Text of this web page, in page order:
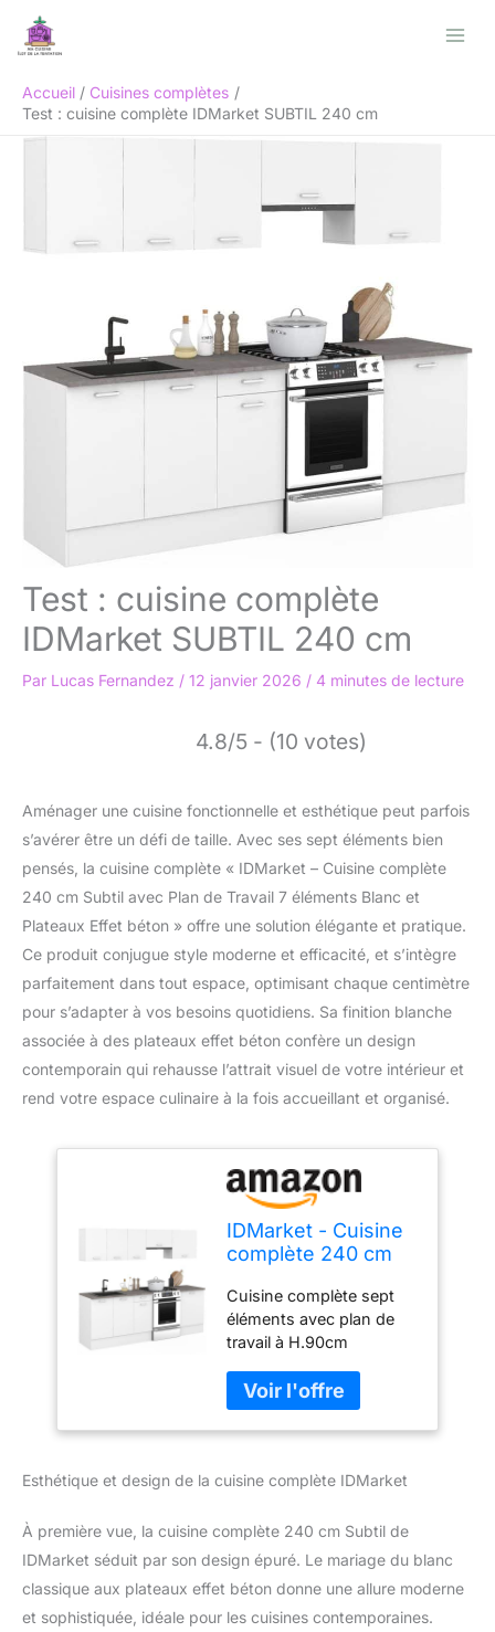
Accueil
Cuisines complètes
Test : cuisine complète IDMarket SUBTIL 240 cm
Test : cuisine complète
IDMarket SUBTIL 240 cm
Par Lucas Fernandez / 12 janvier 2026 / 4 minutes de lecture
4.8/5 - (10 votes)
Aménager une cuisine fonctionnelle et esthétique peut parfois
s’avérer être un défi de taille. Avec ses sept éléments bien
pensés, la cuisine complète « IDMarket – Cuisine complète
240 cm Subtil avec Plan de Travail 7 éléments Blanc et
Plateaux Effet béton » offre une solution élégante et pratique.
Ce produit conjugue style moderne et efficacité, et s’intègre
parfaitement dans tout espace, optimisant chaque centimètre
pour s’adapter à vos besoins quotidiens. Sa finition blanche
associée à des plateaux effet béton confère un design
contemporain qui rehausse l’attrait visuel de votre intérieur et
rend votre espace culinaire à la fois accueillant et organisé.
IDMarket - Cuisine
complète 240 cm
Travail 7 éléments
Blanc et Plateaux
Effet béton
Cuisine complète sept
éléments avec plan de
travail à H.90cm
plateau effet béton 3
éléments bas avec plan
de travail recoupable et 4
de profondeur Structure
béton avec poignée de 11
cm, cuisine ultra
fonctionnelle Structure
des éléments et façades
en PB - Plan de travail de
Esthétique et design de la cuisine complète IDMarket
À première vue, la cuisine complète 240 cm Subtil de
IDMarket séduit par son design épuré. Le mariage du blanc
classique aux plateaux effet béton donne une allure moderne
et sophistiquée, idéale pour les cuisines contemporaines.
Rechercher